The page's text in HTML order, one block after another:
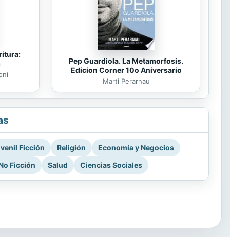
Pep Guardiola. La Metamorfosis.
Edicion Corner 10o Aniversario
Marti Perarnau
Ficción Religión
Economía y Negocios
Ficción
Salud Ciencias Sociales